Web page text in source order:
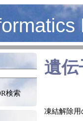
遺
凍結解除
検索